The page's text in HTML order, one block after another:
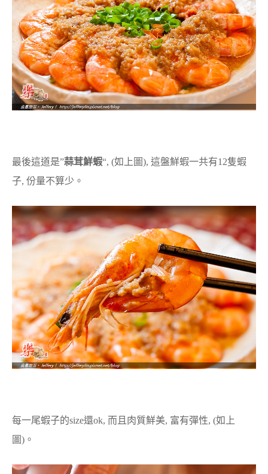
最後這道是”蒜茸鮮蝦“, (如上圖), 這盤鮮蝦一共有12隻蝦
子, 份量不算少。
每一尾蝦子的size還ok, 而且肉質鮮美, 富有彈性, (如上
圖)。